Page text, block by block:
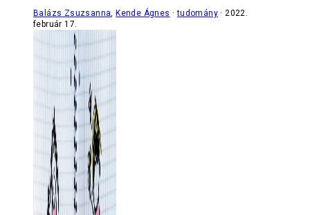
Balázs Zsuzsanna, Kende Ágnes tudomány
2022.
február 17.